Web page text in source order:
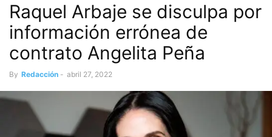
Raquel Arbaje se disculpa por
información errónea de
contrato Angelita Peña
By Redacción - abril 27, 2022